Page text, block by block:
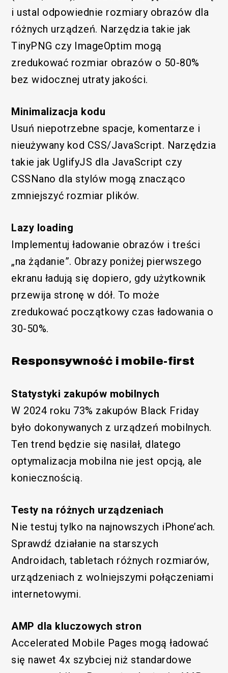
i ustal odpowiednie rozmiary obrazów dla
różnych urządzeń. Narzędzia takie jak
TinyPNG czy ImageOptim mogą
zredukować rozmiar obrazów o 50-80%
bez widocznej utraty jakości.
Minimalizacja kodu
Usuń niepotrzebne spacje, komentarze i
nieużywany kod CSS/JavaScript. Narzędzia
takie jak UglifyJS dla JavaScript czy
CSSNano dla stylów mogą znacząco
zmniejszyć rozmiar plików.
Lazy loading
Implementuj ładowanie obrazów i treści
„na żądanie”. Obrazy poniżej pierwszego
ekranu ładują się dopiero, gdy użytkownik
przewija stronę w dół. To może
zredukować początkowy czas ładowania o
30-50%.
Responsywność i mobile-first
Statystyki zakupów mobilnych
W 2024 roku 73% zakupów Black Friday
było dokonywanych z urządzeń mobilnych.
Ten trend będzie się nasilał, dlatego
optymalizacja mobilna nie jest opcją, ale
koniecznością.
Testy na różnych urządzeniach
Nie testuj tylko na najnowszych iPhone’ach.
Sprawdź działanie na starszych
Androidach, tabletach różnych rozmiarów,
urządzeniach z wolniejszymi połączeniami
internetowymi.
AMP dla kluczowych stron
Accelerated Mobile Pages mogą ładować
się nawet 4x szybciej niż standardowe